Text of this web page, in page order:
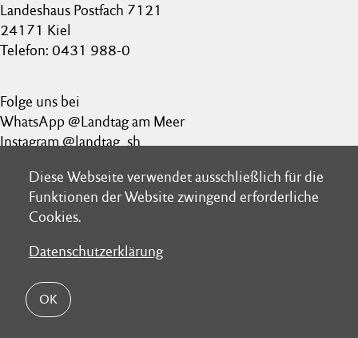
Diese Webseite verwendet ausschließlich für die
Funktionen der Website zwingend erforderliche
Cookies.
Datenschutzerklärung
OK
Diese Webseite verwendet ausschließlich für die
Funktionen der Website zwingend erforderliche
Cookies.
Datenschutzerklärung
OK
Landeshaus Postfach 7121
24171 Kiel
Telefon: 0431 988-0
Folge uns bei
WhatsApp @Landtag am Meer
Instagram @landtag_sh
Kontakt
Datenschutz
Barrierefreiheit